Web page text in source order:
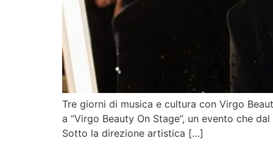
Tre giorni di musica e cultura con Virgo
a “Virgo Beauty On Stage”, un evento che
Sotto la direzione artistica […]